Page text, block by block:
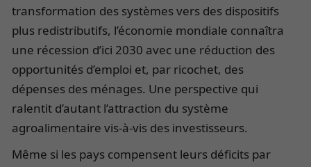
transformation des systèmes vers des dispositifs
plus redistributifs, l’économie mondiale connaîtra
une récession d’ici 2030 avec une réduction des
opportunités d’emploi et, par ricochet, des
dépenses des ménages. Une perspective qui
ralentit d’autant l’attraction du système
agroalimentaire vis-à-vis des investisseurs.
Même si les pays compensent leurs déficits par